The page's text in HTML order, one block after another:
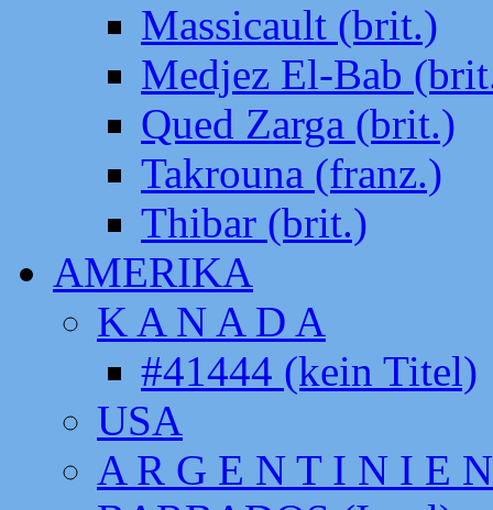
Massicault (brit.)
Medjez El-Bab
Qued Zarga (brit.)
Takrouna (franz.)
Thibar (brit.)
AMERIKA
K A N A D A
#41444 (kein Titel)
USA
A R G E N T I N I E N